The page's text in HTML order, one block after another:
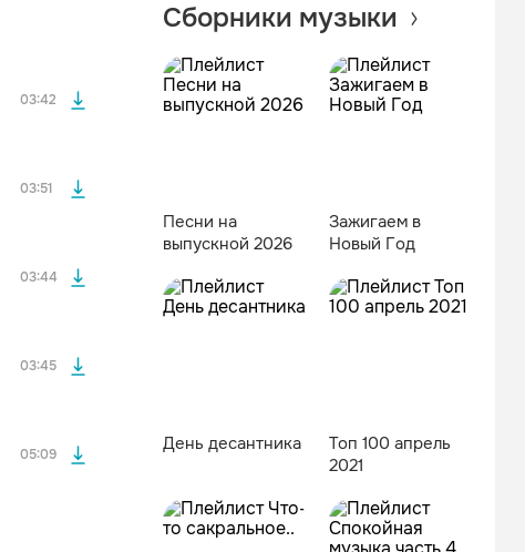
03:42
03:51
03:44
03:45
05:09
Сборники музыки
Песни на
выпускной 2026
Зажигаем в
Новый Год
День десантника
Топ 100 апрель
2021